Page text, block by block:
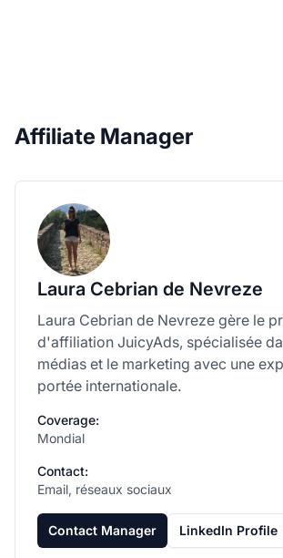
Affiliate Manager
Laura Cebrian de Nevreze
Laura Cebrian de Nevreze gère le
d'affiliation JuicyAds, spécialisée
médias et le marketing avec une
portée internationale.
Coverage:
Mondial
Contact:
Email, réseaux sociaux
Contact Manager LinkedIn Profile